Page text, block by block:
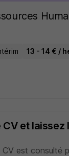
13 - 14 € /
CV et
CV est consulté